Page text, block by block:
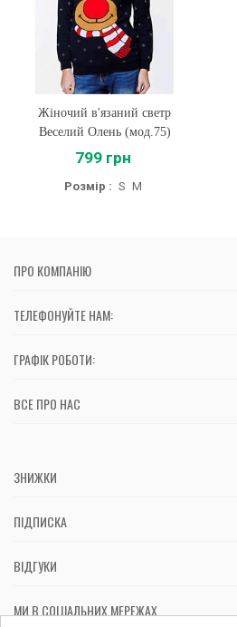
Жіночий в'язаний светр
Веселий Олень (мод.75)
799 грн
Розмір : S M
ПРО КОМПАНІЮ
ТЕЛЕФОНУЙТЕ НАМ:
ГРАФІК РОБОТИ:
ВСЕ ПРО НАС
ЗНИЖКИ
ПІДПИСКА
ВІДГУКИ
МИ В СОЦІАЛЬНИХ МЕРЕЖАХ